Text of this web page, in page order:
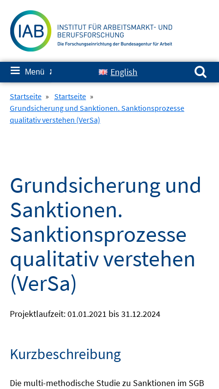
zum
Inhalt
≡ Menü ✘ English
Suchen nach:
Startseite » Startseite »
Grundsicherung und Sanktionen. Sanktionsprozesse
qualitativ verstehen (VerSa)
Grundsicherung und
Sanktionen.
Sanktionsprozesse
qualitativ verstehen
(VerSa)
Projektlaufzeit: 01.01.2021 bis 31.12.2024
Kurzbeschreibung
Die multi-methodische Studie zu Sanktionen im SGB